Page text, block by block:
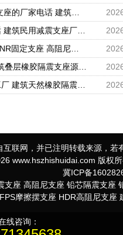
大型减震支座生产厂家 隔震支座的厂家电话 建筑橡胶隔震支座LNR厂家
建筑工程用隔震支座厂家电话 建筑民用减震支座厂家 建筑圆形铅芯橡胶隔震支座厂家
LRB建筑隔震支座生产厂家 LNR固定支座 高阻尼橡胶支座什么价格
HDR高阻尼支座厂家电话 建筑叠层橡胶隔震支座源头工厂 LNR水平分散力橡胶隔震支座源头工厂
建筑圆形橡胶隔震支座源头工厂 建筑天然橡胶隔震支座LRB700厂家 LNR建筑隔震支座报价
线咨询：
联网，并已注明转载来源，若
www.hszhishuidai.com 版权所
冀ICP备
支座 高阻尼支座 铅芯隔震支座
FPS摩擦摆支座 HDR高阻尼支座